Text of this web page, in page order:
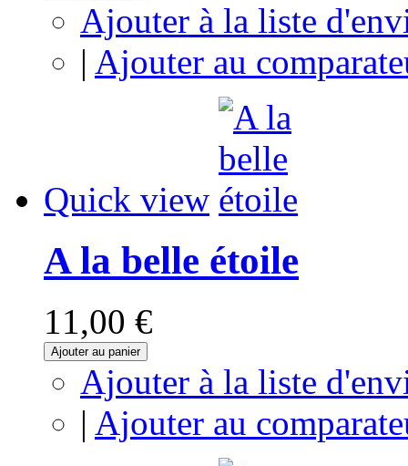
Ajouter à la liste
| Ajouter au
Quick view
A la belle étoile
11,00 €
Ajouter au panier
Ajouter à la liste
| Ajouter au